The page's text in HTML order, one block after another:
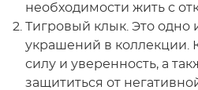
необходимости жить с
Тигровый клык. Это одно
украшений в коллекции.
силу и уверенность, а
защититься от